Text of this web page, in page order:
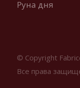
Руна дня
© Copyright
Все права